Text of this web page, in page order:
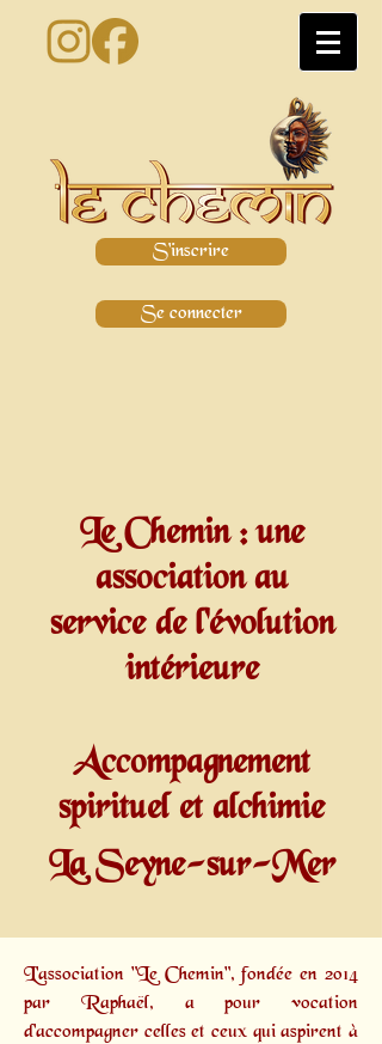
S'inscrire
Se connecter
Le Chemin : une
association au
service de l'évolution
intérieure
Accompagnement
spirituel et alchimie
La Seyne-sur-Mer
L'association "Le Chemin", fondée en 2014
par Raphaël, a pour vocation
d'accompagner celles et ceux qui aspirent à